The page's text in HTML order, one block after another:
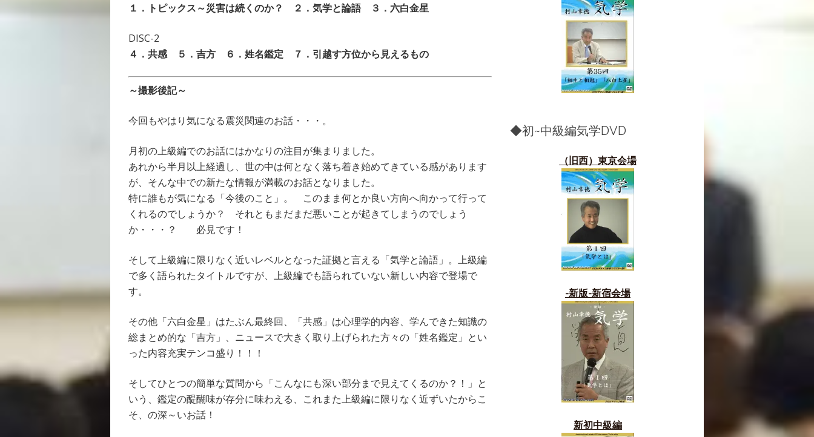
１．トピックス～災害は続くのか？ ２．気学と論語 ３．六白金星
DISC-2
４．共感 ５．吉方 ６．姓名鑑定 ７．引越す方位から見えるもの
～撮影後記～
今回もやはり気になる震災関連のお話・・・。
月初の上級編でのお話にはかなりの注目が集まりました。
あれから半月以上経過し、世の中は何となく落ち着き始めてきている感があります
が、そんな中での新たな情報が満載のお話となりました。
特に誰もが気になる「今後のこと」。 このまま何とか良い方向へ向かって行って
くれるのでしょうか？ それともまだまだ悪いことが起きてしまうのでしょう
か・・・？ 必見です！
そして上級編に限りなく近いレベルとなった証拠と言える「気学と論語」。上級編
で多く語られたタイトルですが、上級編でも語られていない新しい内容で登場で
す。
その他「六白金星」はたぶん最終回、「共感」は心理学的内容、学んできた知識の
総まとめ的な「吉方」、ニュースで大きく取り上げられた方々の「姓名鑑定」とい
った内容充実テンコ盛り！！！
そしてひとつの簡単な質問から「こんなにも深い部分まで見えてくるのか？！」と
いう、鑑定の醍醐味が存分に味わえる、これまた上級編に限りなく近ずいたからこ
そ、の深～いお話！
◆初~中級編気学DVD
（旧西）東京会場
-新版-新宿会場
新初中級編